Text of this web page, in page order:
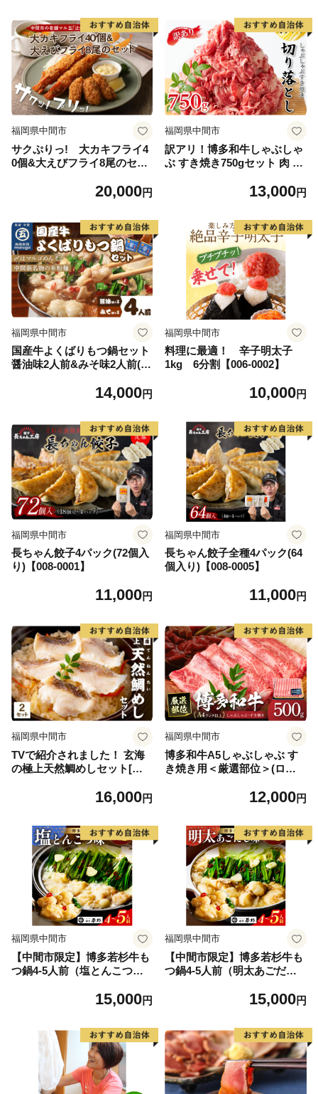
福岡県中間市
サクぷりっ! 大カキフライ4
0個&大えびフライ8尾のセッ
魚貝類 貝 エビフライ エビ え
20,000円
福岡県中間市
訳アリ！博多和牛しゃぶしゃ
ぶ すき焼き750gセット 肉 牛
産牛 牛 和牛 切り落とし【01
13,000円
福岡県中間市
国産牛よくばりもつ鍋セット
醤油味2人前&みそ味2人前(計
名物の米粉麺【001-0043】
14,000円
福岡県中間市
料理に最適！ 辛子明太子
1kg 6分割【006-0002】
10,000円
福岡県中間市
長ちゃん餃子4パック(72個入
り)【008-0001】
11,000円
福岡県中間市
長ちゃん餃子全種4パック(64
個入り)【008-0005】
11,000円
福岡県中間市
TVで紹介されました！ 玄海
の極上天然鯛めしセット[鯛
だし]×2【010-0002】16,000円
福岡県中間市
博多和牛A5しゃぶしゃぶ す
き焼き用＜厳選部位＞(ロー
肉 牛肉 黒毛和牛 博多和牛 国
12,000円
福岡県中間市
【中間市限定】博多若杉牛も
つ鍋4-5人前（塩とんこつ
15,000円
福岡県中間市
【中間市限定】博多若杉牛も
つ鍋4-5人前（明太あごだし
15,000円